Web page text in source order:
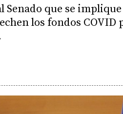
Senado que se
los fondos